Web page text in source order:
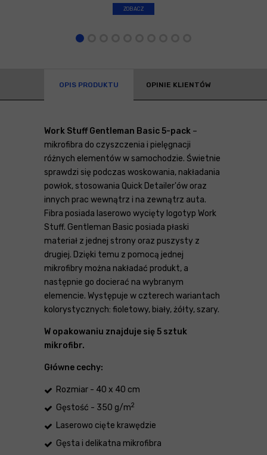
ZOBACZ
OPIS PRODUKTU OPINIE KLIENTÓW
Work Stuff Gentleman Basic 5-pack –
mikrofibra do czyszczenia i pielęgnacji
różnych elementów w samochodzie. Świetnie
sprawdzi się podczas woskowania, nakładania
powłok, stosowania Quick Detailer'ów oraz
innych prac wewnątrz i na zewnątrz auta.
Fibra posiada laserowo wycięty logotyp Work
Stuff. Gentleman Basic posiada płaski
materiał z jednej strony oraz puszysty z
drugiej. Dzięki temu z pomocą jednej
mikrofibry można nakładać produkt, a
następnie go docierać na wybranym
elemencie. Występuje w czterech wariantach
kolorystycznych: fioletowy, biały, żółty, szary.
W opakowaniu znajduje się 5 sztuk
mikrofibr.
Główne cechy:
Rozmiar - 40 x 40 cm
Gęstość - 350 g/m2
Laserowo cięte krawędzie
Gęsta i delikatna mikrofibra